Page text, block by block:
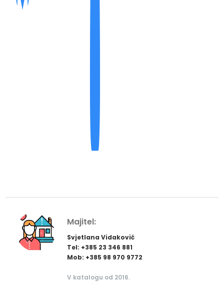
Majitel:
Svjetlana Vidaković
Tel: +385 23 346 881
Mob: +385 98 970 9772
V katalogu od 2016.